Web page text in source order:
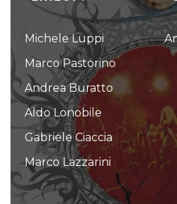
Michele Luppi
Marco Pastorino
Andrea Buratto
Aldo Lonobile
Gabriele Ciaccia
Marco Lazzarini